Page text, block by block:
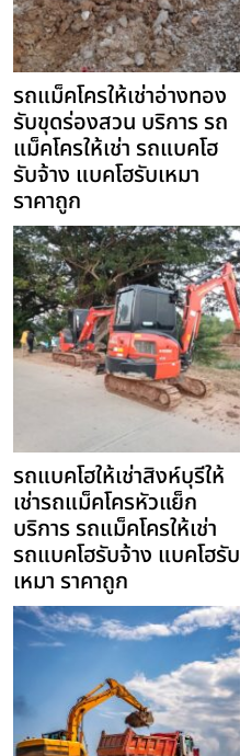
รถแม็คโครให้เช่าอ่างทอง
รับขุดร่องสวน บริการ รถ
แม็คโครให้เช่า รถแบคโฮ
รับจ้าง แบคโฮรับเหมา
ราคาถูก
รถแบคโฮให้เช่าสิงห์บุรีให้
เช่ารถแม็คโครหัวแย็ก
บริการ รถแม็คโครให้เช่า
รถแบคโฮรับจ้าง แบคโฮรับ
เหมา ราคาถูก